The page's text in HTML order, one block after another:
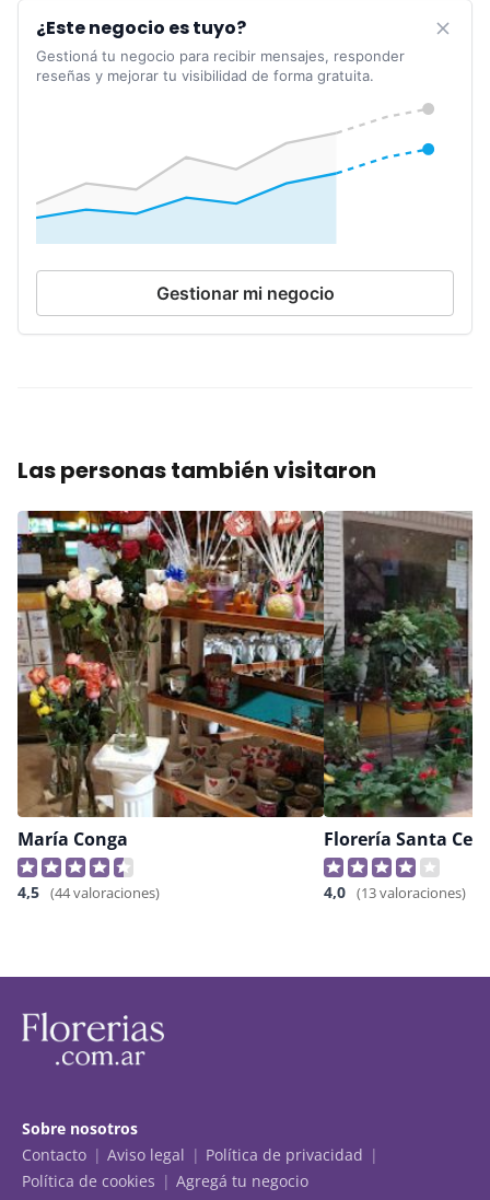
¿Este negocio es tuyo?
Gestioná tu negocio para recibir mensajes, responder
reseñas y mejorar tu visibilidad de forma gratuita.
Gestionar mi negocio
Las personas también visitaron
María Conga
4,5 (44 valoraciones)
Florería Santa
4,0 (13 valoraciones)
Sobre nosotros
Contacto
Aviso legal
Política de privacidad
Política de cookies
Agregá tu negocio